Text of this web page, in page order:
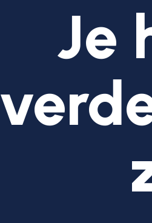
Je